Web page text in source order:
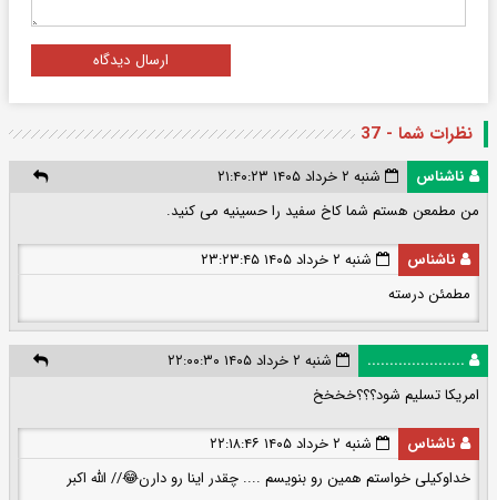
ارسال دیدگاه
نظرات شما - 37
ناشناس
شنبه ۲ خرداد ۱۴۰۵ ۲۱:۴۰:۲۳
من مطمعن هستم شما کاخ سفید را حسینیه می کنید.
ناشناس
شنبه ۲ خرداد ۱۴۰۵ ۲۳:۲۳:۴۵
مطمئن درسته
......................
شنبه ۲ خرداد ۱۴۰۵ ۲۲:۰۰:۳۰
امریکا تسلیم شود؟؟؟خخخخ
ناشناس
شنبه ۲ خرداد ۱۴۰۵ ۲۲:۱۸:۴۶
خداوکیلی خواستم همین رو بنویسم .... چقدر اینا رو دارن😂// الله اکبر